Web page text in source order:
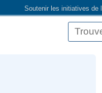
Soutenir les initiatives de